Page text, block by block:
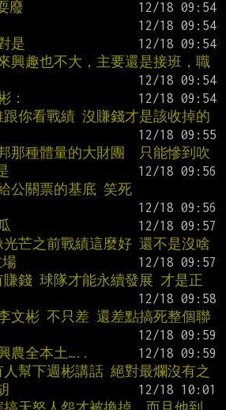
廢
是
興趣也不大，主要還是接班，職
：
你看戰績 沒賺錢才是該收掉的
那種體量的大財團  只能慘到吹
公關票的基底 笑死
芒之前戰績這麼好 還不是沒啥
場
錢 球隊才能永續發展 才是正
文彬 不只差 還差點搞死整個聯
農全本土…..
幫下週彬講話 絕對最爛沒有之